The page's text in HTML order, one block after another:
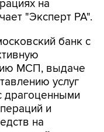
банк с
МСП, выдаче
услуг
драгоценными
и
на
на сайте